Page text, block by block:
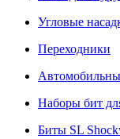
Угловые
Переходники
Наборы бит
Биты SL